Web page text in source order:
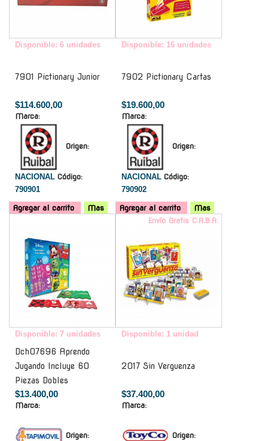
Disponible: 6 unidades
7901 Pictionary Junior
$114.600,00
Marca:
Origen:
NACIONAL Código:
790901
Agregar al carrito Mas
Disponible: 16 unidades
7902 Pictionary Cartas
$19.600,00
Marca:
Origen:
NACIONAL Código:
790902
Agregar al carrito
Mas
Disponible: 7 unidades
Dch07696 Aprendo
Jugando Incluye 60
Piezas Dobles
$13.400,00
Marca:
Origen:
Envío Gratis C.A.B.A.
Disponible: 1 unidad
2017 Sin Verguenza
$37.400,00
Marca:
Origen: